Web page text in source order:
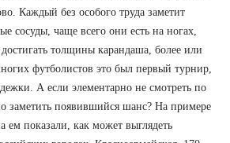
Каждый без особого труда заметит
сосуды, чаще всего они есть на ногах,
толщины карандаша, более или
футболистов это был первый турнир,
А если элементарно не смотреть по
заметить появившийся шанс? На примере
ем показали, как может выглядеть